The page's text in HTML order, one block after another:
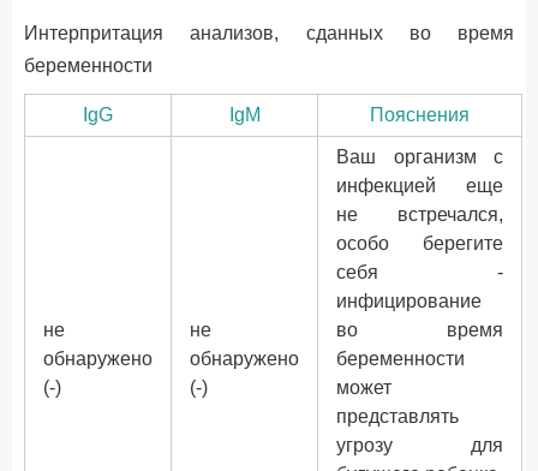
Интерпритация анализов, сданных во время
беременности
IgG IgM Пояснения
не
обнаружено
(-)
не
обнаружено
(-)
Ваш организм с
инфекцией еще
не встречался,
особо берегите
себя -
инфицирование
во время
беременности
может
представлять
угрозу для